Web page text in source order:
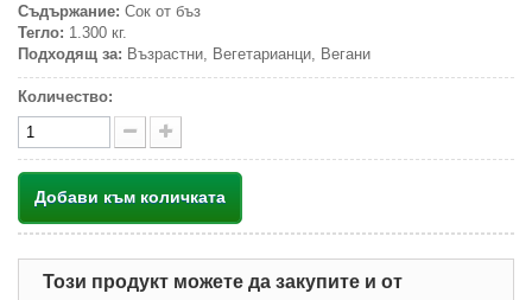
Съдържание: Сок от бъз
Тегло: 1.300 кг.
Подходящ за: Възрастни, Вегетарианци, Вегани
Количество:
Добави към количката
Този продукт можете да закупите и от